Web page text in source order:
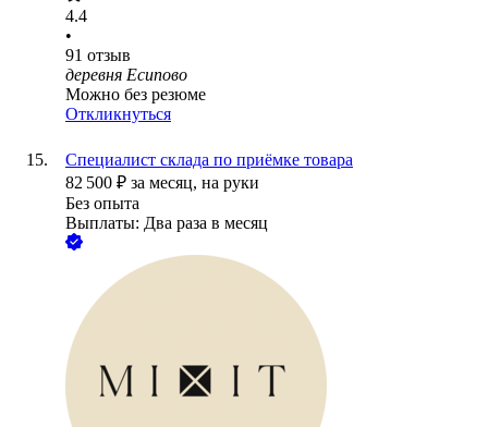
4.4
•
91 отзыв
деревня Есипово
Можно без резюме
Откликнуться
Специалист склада по приёмке товара
82 500 ₽ за месяц, на руки
Без опыта
Выплаты: Два раза в месяц